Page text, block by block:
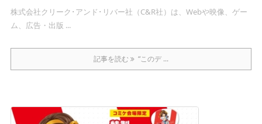
株式会社クリーク･アンド･リバー社（C&R社）は、Webや映像、ゲー
ム、広告・出版 ...
記事を読む “このデ ...